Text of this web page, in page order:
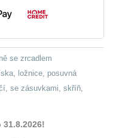
se zrcadlem
, ložnice, posuvná
, se zásuvkami, skříň,